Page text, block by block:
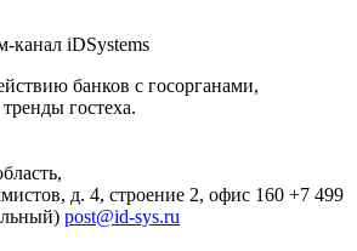
канал iDSystems
банков с госорганами,
гостеха.
д. 4, строение 2, офис 160 +7 499
post@id-sys.ru